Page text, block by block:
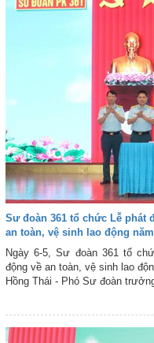
Sư đoàn 361 tổ chức Lễ phát
an toàn, vệ sinh lao động
Ngày 6-5, Sư đoàn 361 tổ
động về an toàn, vệ sinh lao
Hồng Thái - Phó Sư đoàn